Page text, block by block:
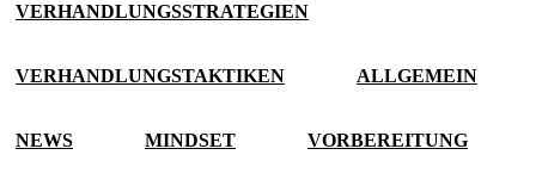
VERHANDLUNGSSTRATEGIEN
VERHANDLUNGSTAKTIKEN ALLGEMEIN
NEWS MINDSET VORBEREITUNG